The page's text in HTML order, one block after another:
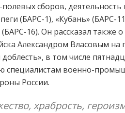
сборов,
(БАРС-1), «Кубань» (БАРС-
16). Он рассказал также
Александром Власовым
в том числе
специалистам военно-
России.
храбрость,